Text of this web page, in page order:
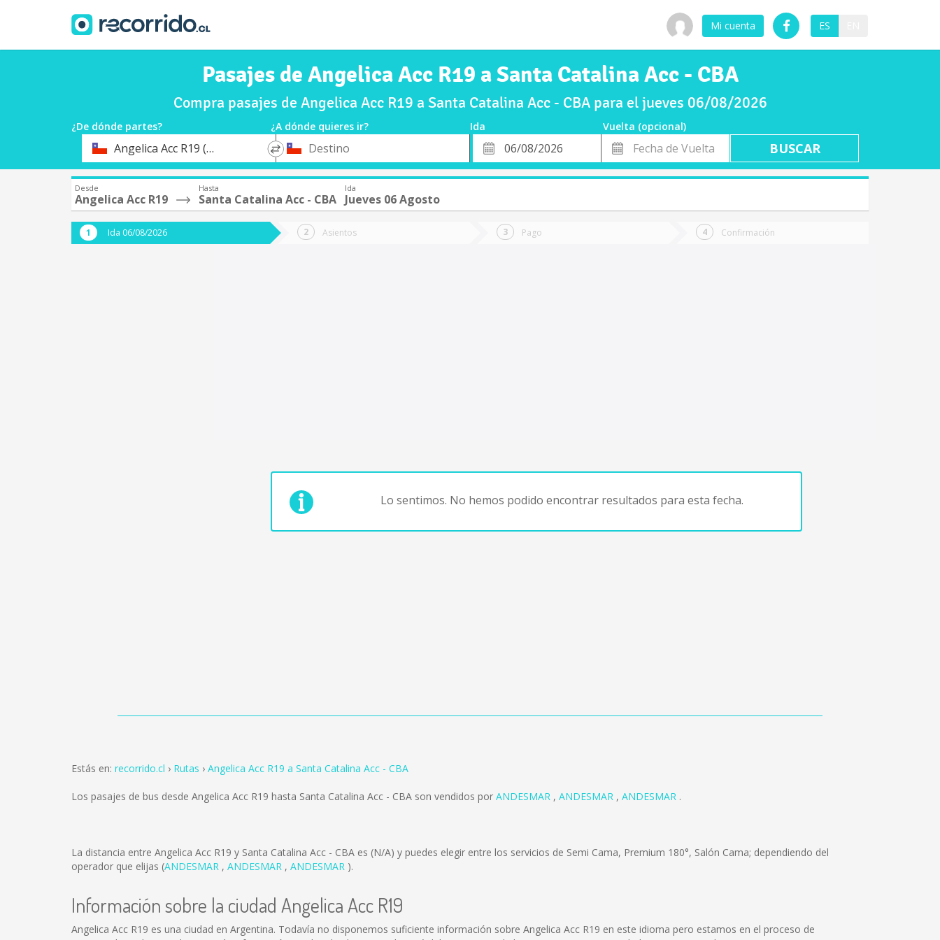
Mi cuenta ES
Pasajes de Angelica Acc R19 a Santa Catalina Acc - CBA
Compra pasajes de Angelica Acc R19 a Santa Catalina Acc - CBA para el jueves 06/08/2026
¿De dónde partes? ¿A dónde quieres ir? Ida
Vuelta (opcional)
Origen
Angelica Acc R19 (Argentina)
*
Destino
Fecha
de
Fecha
de
Vuelta
Desde
Angelica Acc R19
Hasta
Santa Catalina Acc - CBA
Ida
Jueves 06 Agosto
Ida 06/08/2026 Asientos Pago Confirmación
Lo sentimos. No hemos podido encontrar resultados para esta fecha.
Estás en: recorrido.cl Rutas Angelica Acc R19 a Santa Catalina Acc - CBA
Los pasajes de bus desde Angelica Acc R19 hasta Santa Catalina Acc - CBA son vendidos por ANDESMAR , ANDESMAR , ANDESMAR .
La distancia entre Angelica Acc R19 y Santa Catalina Acc - CBA es (N/A) y puedes elegir entre los servicios de Semi Cama, Premium 180°, Salón Cama; dependiendo del
operador que elijas (ANDESMAR , ANDESMAR , ANDESMAR ).
Información sobre la ciudad Angelica Acc R19
Angelica Acc R19 es una ciudad en Argentina. Todavía no disponemos suficiente información sobre Angelica Acc R19 en este idioma pero estamos en el proceso de